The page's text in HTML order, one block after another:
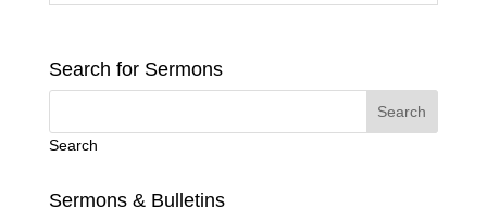
Search for Sermons
Search
Sermons & Bulletins